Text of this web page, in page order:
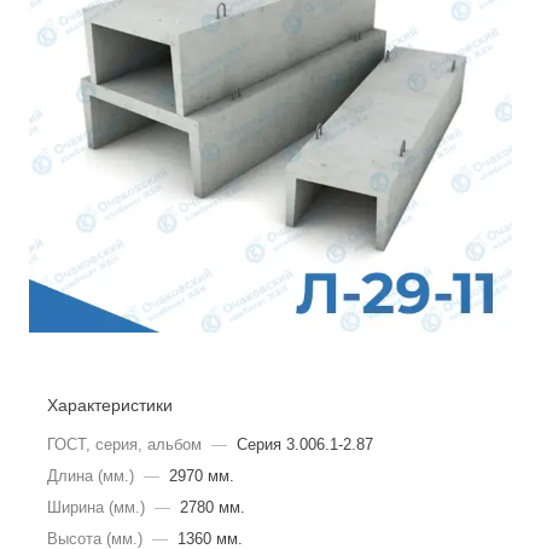
Характеристики
ГОСТ, серия, альбом — Серия 3.006.1-2.87
Длина (мм.) — 2970 мм.
Ширина (мм.) — 2780 мм.
Высота (мм.) — 1360 мм.